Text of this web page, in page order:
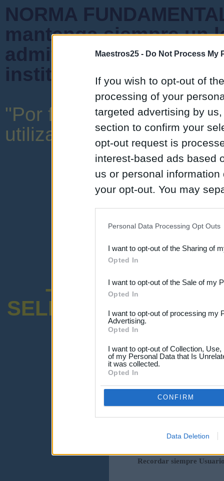
Maestros25 - Do Not Process My
If you wish to opt-out of
processing of your
targeted advertising by
section to confirm your
opt-out request is
interest-based ads based
us or personal
your opt-out. You may
Downstream Participants
third parties.
Personal Data Processing Opt Outs
I want to opt-out of the Sharing of
Opted In
I want to opt-out of the Sale of my
Opted In
I want to opt-out of processing my
Advertising.
Opted In
I want to opt-out of Collection,
of my Personal Data that Is
it was collected.
Opted In
CONFIRM
Data Deletion
NORMA
mantenga siempre un
admiten mensajes
instituciones ni que
"Por favor, no abuse de
utilizar una expresión y
-ENCUESTA
SELECTIVO
¡Advertencia!
Por favor ingresa abajo o haz clic-
Ingresar
Recordar siempre